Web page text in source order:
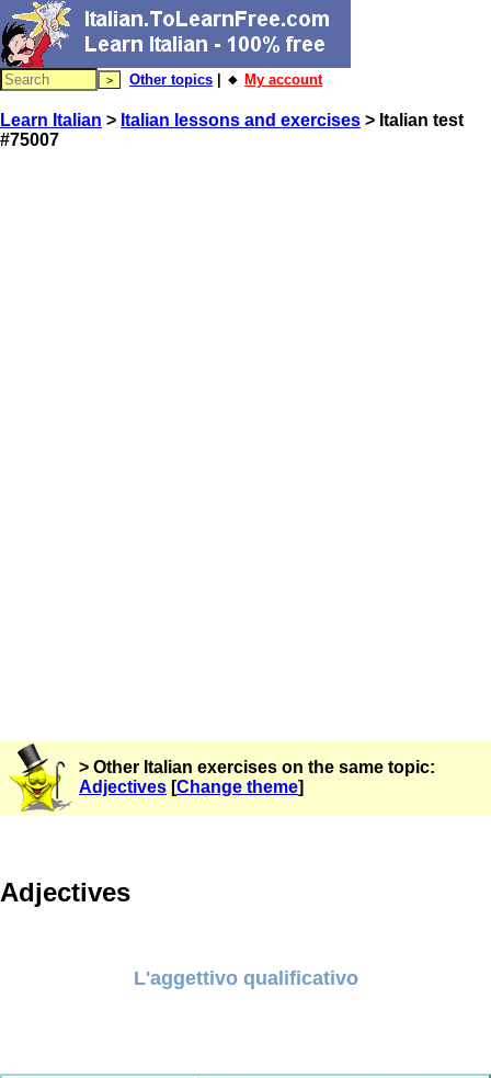
Other topics | 🔸 My account
Learn Italian > Italian lessons and exercises > Italian test
#75007
> Other Italian exercises on the same topic:
Adjectives [Change theme]
Adjectives
L'aggettivo qualificativo